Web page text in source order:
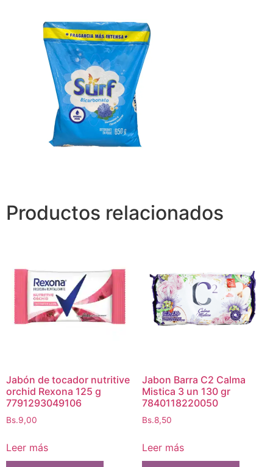
Productos relacionados
Jabón de tocador nutritive
orchid Rexona 125 g
7791293049106
Bs.9,00
Leer más
Jabon Barra C2 Calma
Mistica 3 un 130 gr
7840118220050
Bs.8,50
Leer más